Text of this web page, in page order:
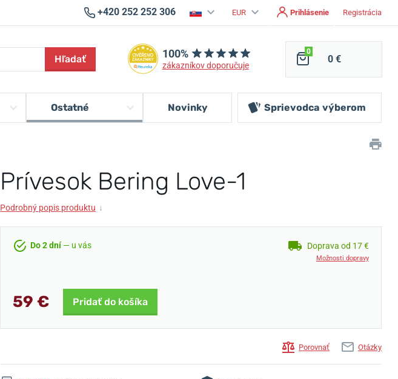
+420 252 252 306 EUR Prihlásenie Registrácia
Hľadať 100%
zákazníkov doporučuje
0
0 €
Ostatné Novinky Sprievodca výberom
Prívesok Bering Love-1
Podrobný popis produktu ↓
Do 2 dní— u vás Doprava od 17 €
Možnosti dopravy
59 € Pridať do košíka
Porovnať Otázky